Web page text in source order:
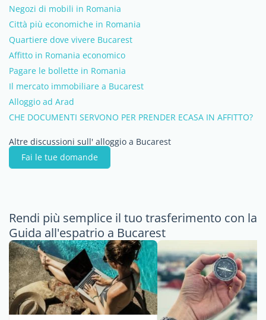
Negozi di mobili in Romania
Città più economiche in Romania
Quartiere dove vivere Bucarest
Affitto in Romania economico
Pagare le bollette in Romania
Il mercato immobiliare a Bucarest
Alloggio ad Arad
CHE DOCUMENTI SERVONO PER PRENDER ECASA IN AFFITTO?
Altre discussioni sull' alloggio a Bucarest
Fai le tue domande
Rendi più semplice il tuo trasferimento con la
Guida all'espatrio a Bucarest